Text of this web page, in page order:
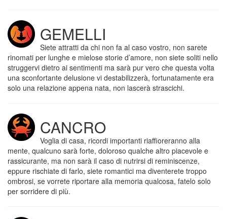
GEMELLI
Siete attratti da chi non fa al caso vostro, non sarete
rinomati per lunghe e mielose storie d’amore, non siete soliti nello
struggervi dietro ai sentimenti ma sarà pur vero che questa volta
una sconfortante delusione vi destabilizzerà, fortunatamente era
solo una relazione appena nata, non lascerà strascichi.
CANCRO
Voglia di casa, ricordi importanti riaffioreranno alla
mente, qualcuno sarà forte, doloroso qualche altro piacevole e
rassicurante, ma non sarà il caso di nutrirsi di reminiscenze,
eppure rischiate di farlo, siete romantici ma diventerete troppo
ombrosi, se vorrete riportare alla memoria qualcosa, fatelo solo
per sorridere di più.